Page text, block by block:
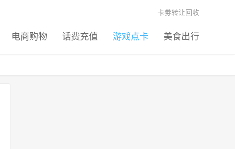
电商购物 话费充值 游戏点卡 美食出行
卡劵转让回收